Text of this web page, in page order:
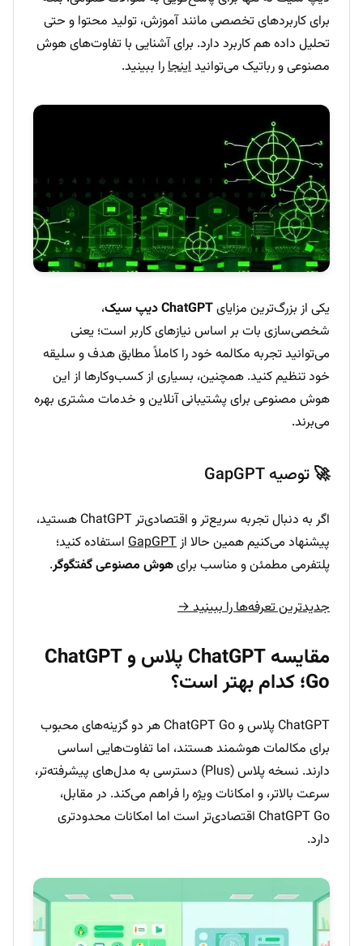
برای کاربردهای تخصصی مانند آموزش، تولید محتوا و حتی
تحلیل داده هم کاربرد دارد. برای آشنایی با تفاوت‌های هوش
مصنوعی و رباتیک می‌توانیداینجارا ببینید.
یکی از بزرگ‌ترین مزایایChatGPT دیپ سیک
،
شخصی‌سازی بات بر اساس نیازهای کاربر است؛ یعنی
می‌توانید تجربه مکالمه خود را کاملاً مطابق هدف و سلیقه
خود تنظیم کنید. همچنین، بسیاری از کسب‌وکارها از این
هوش مصنوعی برای پشتیبانی آنلاین و خدمات مشتری بهره
می‌برند.
🚀 توصیه GapGPT
اگر به دنبال تجربه سریع‌تر و اقتصادی‌تر ChatGPT هستید،
پیشنهاد می‌کنیم همین حالا ازGapGPT استفاده کنید؛
پلتفرمی مطمئن و مناسب برایهوش مصنوعی گفتگوگر.
جدیدترین تعرفه‌ها را ببینید →
مقایسه ChatGPT پلاس و ChatGPT
Go؛ کدام بهتر است؟
ChatGPT پلاس و ChatGPT Go هر دو گزینه‌های محبوب
برای مکالمات هوشمند هستند، اما تفاوت‌هایی اساسی
دارند. نسخه پلاس (Plus) دسترسی به مدل‌های پیشرفته‌تر،
سرعت بالاتر، و امکانات ویژه را فراهم می‌کند. در مقابل،
ChatGPT Go اقتصادی‌تر است اما امکانات محدودتری
دارد.